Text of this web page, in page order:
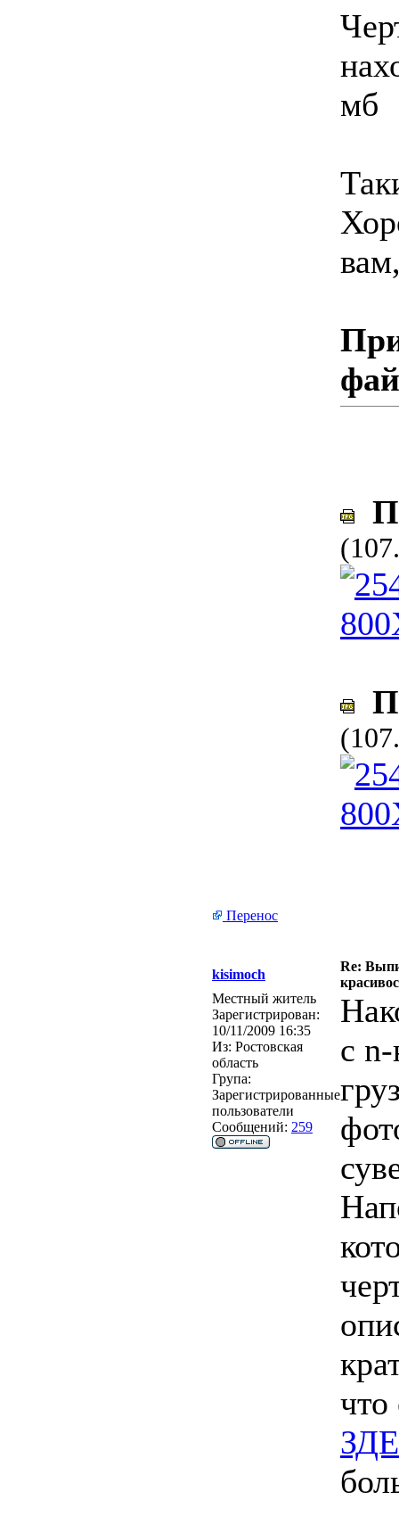
мб
Перенос
kisimoch
Re:
Местный житель
Зарегистрирован:
10/11/2009 16:35
Из: Ростовская
область
Група:
Зарегистрированные
пользователи
Сообщений: 259
с
что